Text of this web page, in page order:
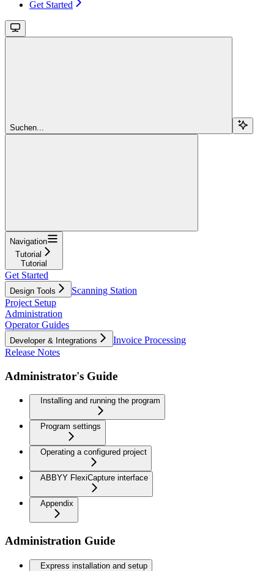
Get Started
Suchen...
Navigation
Tutorial
Tutorial
Get Started
Design Tools
Scanning Station
Project Setup
Administration
Operator Guides
Developer & Integrations
Invoice Processing
Release Notes
Administrator's Guide
Installing and running the program
Program settings
Operating a configured project
ABBYY FlexiCapture interface
Appendix
Administration Guide
Express installation and setup